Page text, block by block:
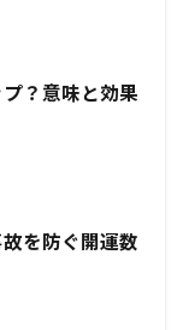
？意味と効果
を防ぐ開運数